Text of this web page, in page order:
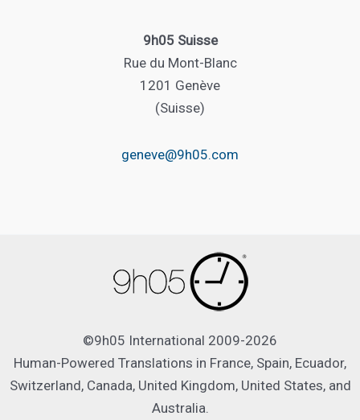
9h05 Suisse
Rue du Mont-Blanc
1201 Genève
(Suisse)
geneve@9h05.com
©9h05 International 2009-2026
Human-Powered Translations in France, Spain, Ecuador,
Switzerland, Canada, United Kingdom, United States, and
Australia.